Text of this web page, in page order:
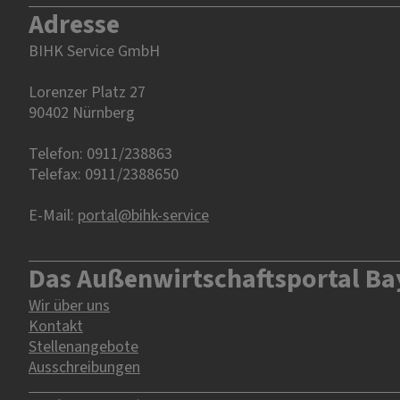
Adresse
BIHK Service GmbH
Lorenzer Platz 27
90402 Nürnberg‎‎
Telefon: 0911/238863
Telefax: 0911/2388650
E-Mail: portal@bihk-service
Das Außenwirtschaftsportal
Wir über uns
Kontakt
Stellenangebote
Ausschreibungen